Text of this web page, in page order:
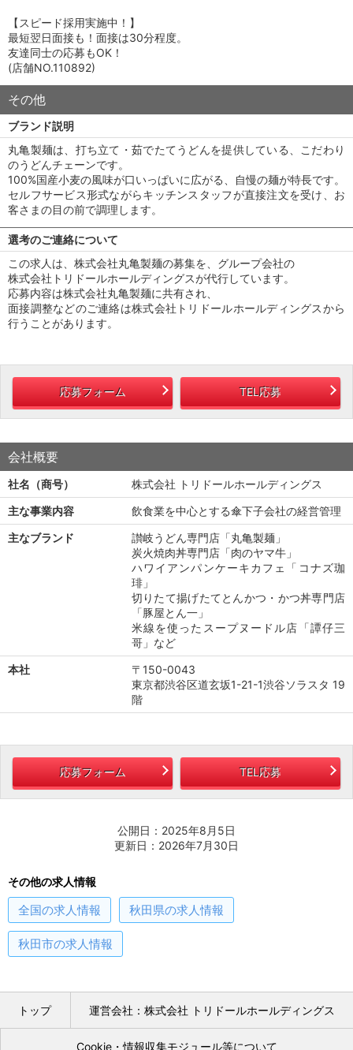
【スピード採用実施中！】
最短翌日面接も！面接は30分程度。
友達同士の応募もOK！
(店舗NO.110892)
その他
ブランド説明
丸亀製麺は、打ち立て・茹でたてうどんを提供している、こだわり
のうどんチェーンです。
100%国産小麦の風味が口いっぱいに広がる、自慢の麺が特長です。
セルフサービス形式ながらキッチンスタッフが直接注文を受け、お
客さまの目の前で調理します。
選考のご連絡について
この求人は、株式会社丸亀製麺の募集を、グループ会社の
株式会社トリドールホールディングスが代行しています。
応募内容は株式会社丸亀製麺に共有され、
面接調整などのご連絡は株式会社トリドールホールディングスから
行うことがあります。
応募フォーム TEL応募
会社概要
社名（商号）
株式会社 トリドールホールディングス
主な事業内容
飲食業を中心とする傘下子会社の経営管理
主なブランド
讃岐うどん専門店「丸亀製麺」
炭火焼肉丼専門店「肉のヤマ牛」
ハワイアンパンケーキカフェ「コナズ珈
琲」
切りたて揚げたてとんかつ・かつ丼専門店
「豚屋とん一」
米線を使ったスープヌードル店「譚仔三
哥」など
本社
〒150-0043
東京都渋谷区道玄坂1-21-1渋谷ソラスタ 19
階
応募フォーム TEL応募
公開日：2025年8月5日
更新日：2026年7月30日
その他の求人情報
全国の求人情報 秋田県の求人情報
秋田市の求人情報
トップ 運営会社：株式会社 トリドールホールディングス
Cookie・情報収集モジュール等について